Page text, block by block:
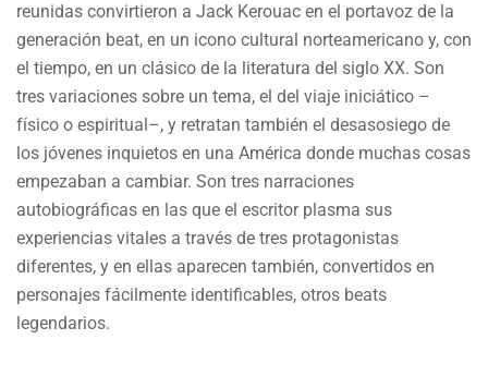
reunidas convirtieron a Jack Kerouac en el portavoz de la
generación beat, en un icono cultural norteamericano y, con
el tiempo, en un clásico de la literatura del siglo XX. Son
tres variaciones sobre un tema, el del viaje iniciático –
físico o espiritual–, y retratan también el desasosiego de
los jóvenes inquietos en una América donde muchas cosas
empezaban a cambiar. Son tres narraciones
autobiográficas en las que el escritor plasma sus
experiencias vitales a través de tres protagonistas
diferentes, y en ellas aparecen también, convertidos en
personajes fácilmente identificables, otros beats
legendarios.